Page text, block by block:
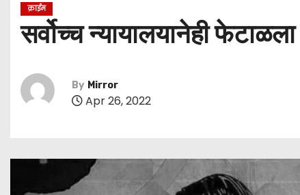
क्राईम
सर्वोच्च न्यायालयानेही
By Mirror
Apr 26, 2022